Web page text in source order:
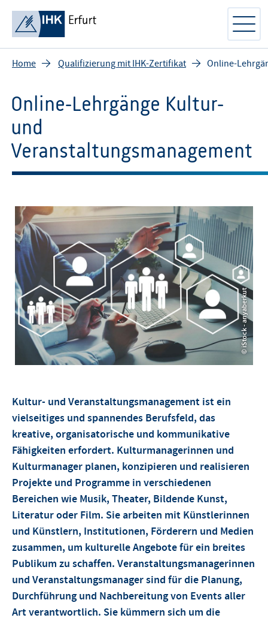
Home Qualifizierung mit IHK-Zertifikat Online-
Online-Lehrgänge Kultur-
und
Veranstaltungsmanagement
© iStock - anyaberkut
Kultur- und Veranstaltungsmanagement ist ein
vielseitiges und spannendes Berufsfeld, das
kreative, organisatorische und kommunikative
Fähigkeiten erfordert. Kulturmanagerinnen und
Kulturmanager planen, konzipieren und realisieren
Projekte und Programme in verschiedenen
Bereichen wie Musik, Theater, Bildende Kunst,
Literatur oder Film. Sie arbeiten mit Künstlerinnen
und Künstlern, Institutionen, Förderern und Medien
zusammen, um kulturelle Angebote für ein breites
Publikum zu schaffen. Veranstaltungsmanagerinnen
und Veranstaltungsmanager sind für die Planung,
Durchführung und Nachbereitung von Events aller
Art verantwortlich. Sie kümmern sich um die